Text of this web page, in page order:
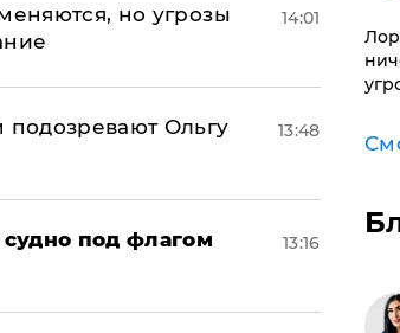
но угрозы
14:01
Ольгу
13:48
под флагом
13:16